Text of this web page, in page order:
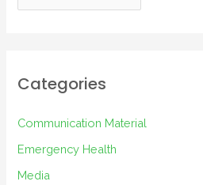
r
i
e
s
Categories
Communication Material
Emergency Health
Media